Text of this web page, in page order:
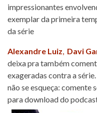
impressionantes
exemplar da primeira
da série
Alexandre Luiz, Davi
deixa pra também
exageradas contra a
não se esqueça: comente
para download do